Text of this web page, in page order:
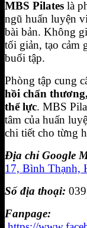
MBS Pilates là
ngũ huấn luyện
bài bản. Không
tối giản, tạo cảm
buổi tập.
Phòng tập cung
hồi chấn
thể lực. MBS
tâm của huấn
chi tiết cho từng
Địa chỉ Google
17, Bình Thạnh,
Số địa thoại:
Fanpage: